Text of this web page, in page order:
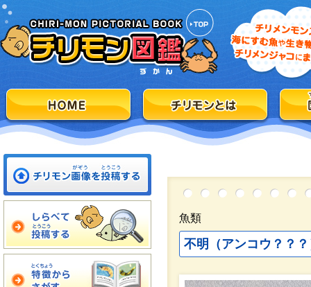
魚類
不明（アンコウ？？